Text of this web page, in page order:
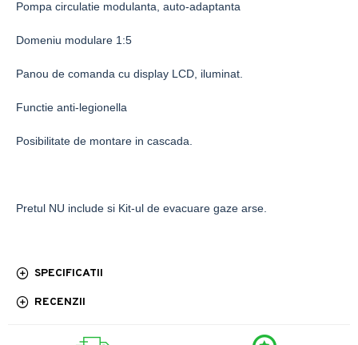
Pompa circulatie modulanta, auto-adaptanta
Domeniu modulare 1:5
Panou de comanda cu display LCD, iluminat.
Functie anti-legionella
Posibilitate de montare in cascada.
Pretul NU include si Kit-ul de evacuare gaze arse.
SPECIFICATII
RECENZII